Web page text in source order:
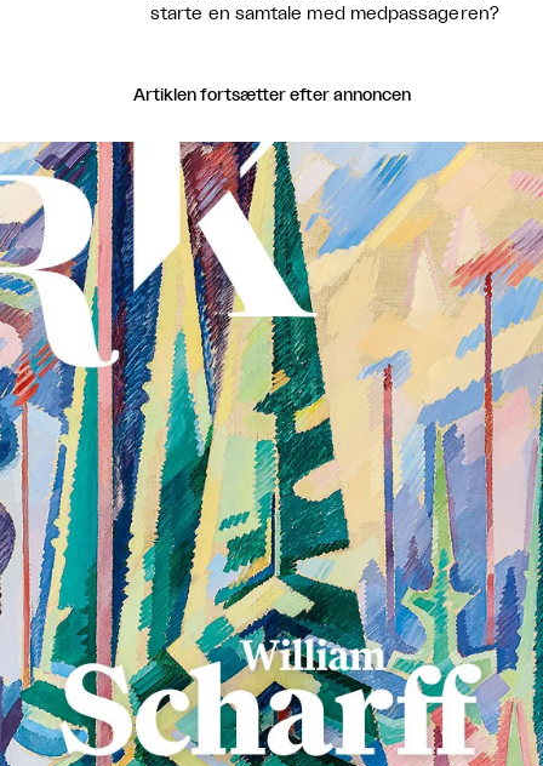
starte en samtale med medpassageren?
Artiklen fortsætter efter annoncen